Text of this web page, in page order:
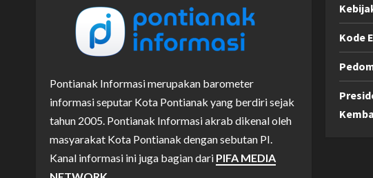
Pontianak Informasi merupakan barometer
informasi seputar Kota Pontianak yang berdiri sejak
tahun 2005. Pontianak Informasi akrab dikenal oleh
masyarakat Kota Pontianak dengan sebutan PI.
Kanal informasi ini juga bagian dari PIFA MEDIA
Kode